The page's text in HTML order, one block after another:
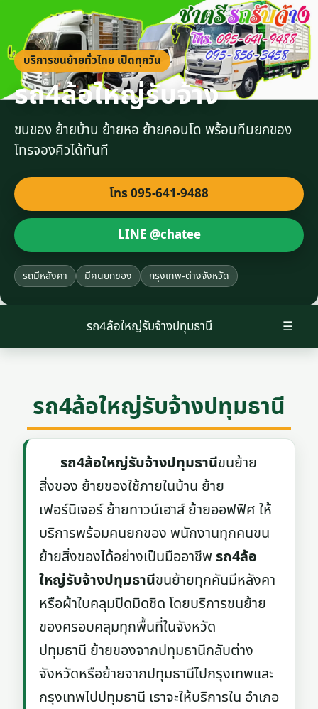
บริการขนย้ายทั่วไทย เปิดทุกวัน
รถ4ล้อใหญ่รับจ้าง
ขนของ ย้ายบ้าน ย้ายหอ ย้ายคอนโด พร้อมทีมยกของ
โทรจองคิวได้ทันที
โทร 095-641-9488
LINE @chatee
รถมีหลังคา มีคนยกของ กรุงเทพ-ต่างจังหวัด
☰
รถ4ล้อใหญ่รับจ้างปทุมธานี
รถ4ล้อใหญ่รับจ้างปทุมธานี
รถ4ล้อใหญ่รับจ้างปทุมธานีขนย้าย
สิ่งของ ย้ายของใช้ภายในบ้าน ย้าย
เฟอร์นิเจอร์ ย้ายทาวน์เฮาส์ ย้ายออฟฟิศ ให้
บริการพร้อมคนยกของ พนักงานทุกคนขน
ย้ายสิ่งของได้อย่างเป็นมืออาชีพรถ4ล้อ
ใหญ่รับจ้างปทุมธานีขนย้ายทุกคันมีหลังคา
หรือผ้าใบคลุมปิดมิดชิด โดยบริการขนย้าย
ของครอบคลุมทุกพื้นที่ในจังหวัด
ปทุมธานี ย้ายของจากปทุมธานีกลับต่าง
จังหวัดหรือย้ายจากปทุมธานีไปกรุงเทพและ
กรุงเทพไปปทุมธานี เราจะให้บริการใน อำเภอ